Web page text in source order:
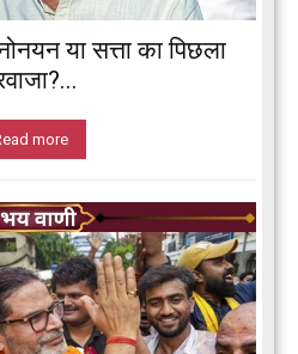
या सत्ता का पिछला
more